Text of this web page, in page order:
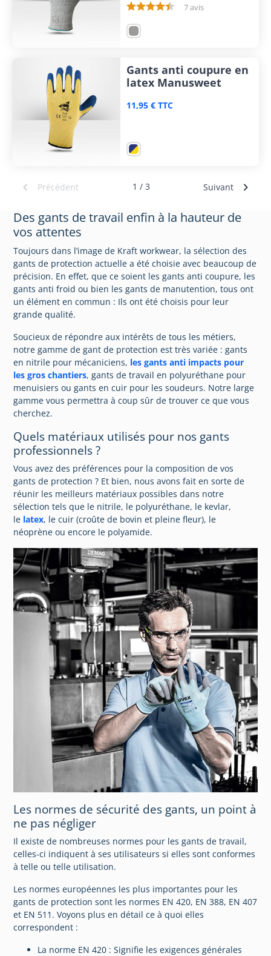
7 avis
Gants anti coupure en
latex Manusweet
11,95 € TTC
 Précédent 1 / 3 Suivant 
Des gants de travail enfin à la hauteur de
vos attentes
Toujours dans l’image de Kraft workwear, la sélection des
gants de protection actuelle a été choisie avec beaucoup de
précision. En effet, que ce soient les gants anti coupure, les
gants anti froid ou bien les gants de manutention, tous ont
un élément en commun : Ils ont été choisis pour leur
grande qualité.
Soucieux de répondre aux intérêts de tous les métiers,
notre gamme de gant de protection est très variée : gants
en nitrile pour mécaniciens, les gants anti impacts pour
les gros chantiers, gants de travail en polyuréthane pour
menuisiers ou gants en cuir pour les soudeurs. Notre large
gamme vous permettra à coup sûr de trouver ce que vous
cherchez.
Quels matériaux utilisés pour nos gants
professionnels ?
Vous avez des préférences pour la composition de vos
gants de protection ? Et bien, nous avons fait en sorte de
réunir les meilleurs matériaux possibles dans notre
sélection tels que le nitrile, le polyuréthane, le kevlar,
le latex, le cuir (croûte de bovin et pleine fleur), le
néoprène ou encore le polyamide.
Les normes de sécurité des gants, un point à
ne pas négliger
Il existe de nombreuses normes pour les gants de travail,
celles-ci indiquent à ses utilisateurs si elles sont conformes
à telle ou telle utilisation.
Les normes européennes les plus importantes pour les
gants de protection sont les normes EN 420, EN 388, EN 407
et EN 511. Voyons plus en détail ce à quoi elles
correspondent :
La norme EN 420 : Signifie les exigences générales